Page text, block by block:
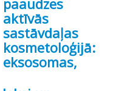
aktīvās
sastāvdaļas
kosmetoloģijā:
eksosomas,